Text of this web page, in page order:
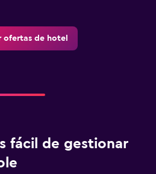
ofertas de hotel
fácil de gestionar